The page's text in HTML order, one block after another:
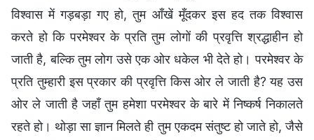
विश्वास में गड़बड़ा गए हो, तुम आँखें मूँदकर इस हद तक विश्वास
करते हो कि परमेश्वर के प्रति तुम लोगों की प्रवृत्ति श्रद्धाहीन हो
जाती है, बल्कि तुम लोग उसे एक ओर धकेल भी देते हो। परमेश्वर के
प्रति तुम्हारी इस प्रकार की प्रवृत्ति किस ओर ले जाती है? यह उस
ओर ले जाती है जहाँ तुम हमेशा परमेश्वर के बारे में निष्कर्ष निकालते
रहते हो। थोड़ा सा ज्ञान मिलते ही तुम एकदम संतुष्ट हो जाते हो, जैसे